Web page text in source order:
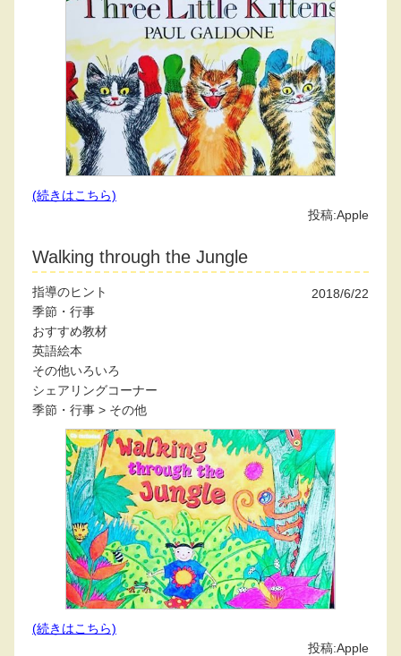
(続きはこちら)
投稿:Apple
Walking through the Jungle
2018/6/22
指導のヒント
季節・行事
おすすめ教材
英語絵本
その他いろいろ
シェアリングコーナー
季節・行事 > その他
(続きはこちら)
投稿:Apple